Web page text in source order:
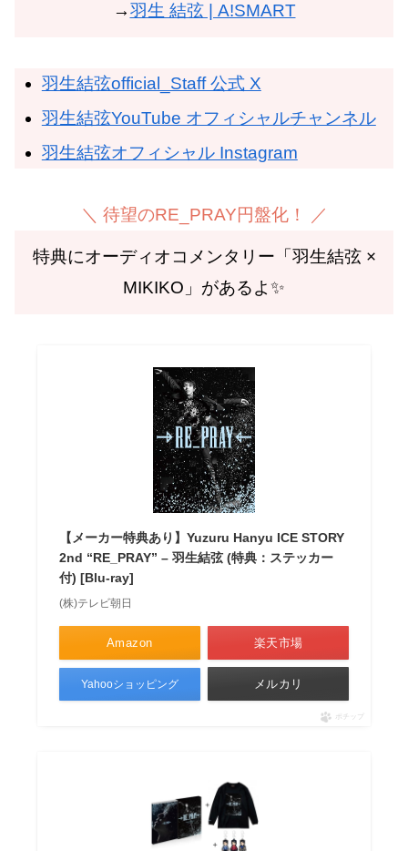
→羽生 結弦 | A!SMART
羽生結弦official_Staff 公式 X
羽生結弦YouTube オフィシャルチャンネル
羽生結弦オフィシャル Instagram
＼ 待望のRE_PRAY円盤化！ ／
特典にオーディオコメンタリー「羽生結弦 ×
MIKIKO」があるよ✨
【メーカー特典あり】Yuzuru Hanyu ICE STORY
2nd “RE_PRAY” – 羽生結弦 (特典：ステッカー
付) [Blu-ray]
(株)テレビ朝日
Amazon 楽天市場
Yahooショッピング メルカリ
ポチップ